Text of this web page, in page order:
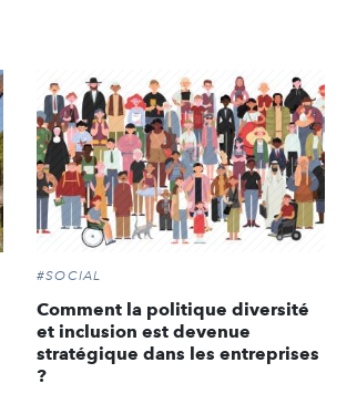
#SOCIAL
Comment la politique diversité
et inclusion est devenue
stratégique dans les entreprises
?